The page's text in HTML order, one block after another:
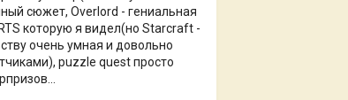
сюжет, Overlord - гениальная
которую я видел(но Starcraft -
очень умная и довольно
puzzle quest просто